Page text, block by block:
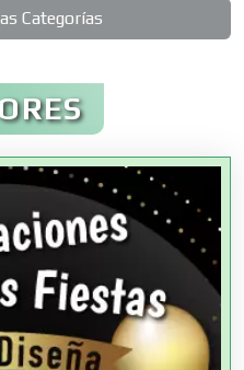
Categorías